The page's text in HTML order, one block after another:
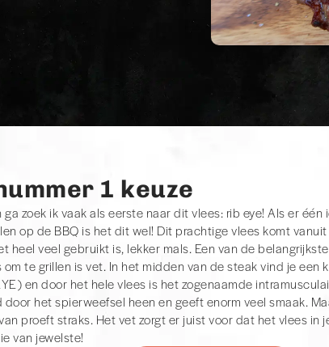
1 keuze
zoek ik vaak als eerste naar dit vlees: rib eye! Als er
op de BBQ is het dit wel! Dit prachtige vlees komt
heel veel gebruikt is, lekker mals. Een van de
om te grillen is vet. In het midden van de steak vind je een
en door het hele vlees is het zogenaamde
door het spierweefsel heen en geeft enorm veel smaak.
proeft straks. Het vet zorgt er juist voor dat het vlees in
van jewelste!